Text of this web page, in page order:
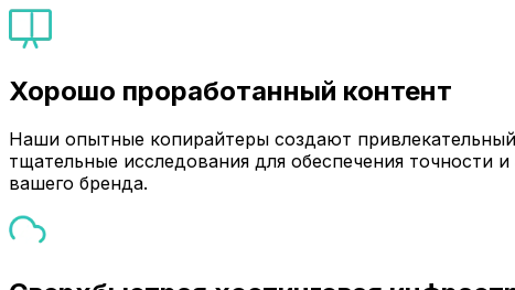
Хорошо проработанный контент
Наши опытные копирайтеры создают
тщательные исследования для обеспечения точности
вашего бренда.